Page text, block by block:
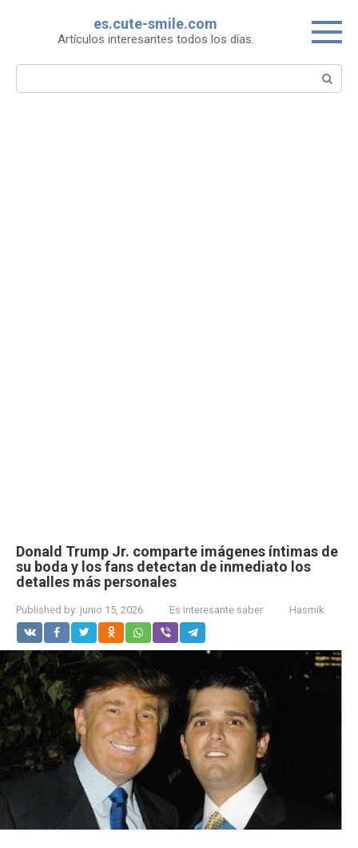
es.cute-smile.com
Artículos interesantes todos los días.
Search:
Donald Trump Jr. comparte imágenes íntimas de
su boda y los fans detectan de inmediato los
detalles más personales
Published by: junio 15, 2026 Es interesante saber Hasmik